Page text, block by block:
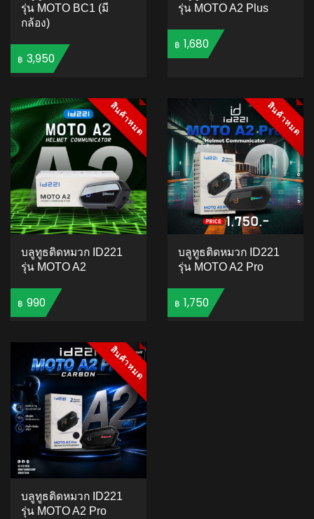
รุ่น MOTO BC1 (มี
กล้อง)
฿ 3,950
รุ่น MOTO A2 Plus
฿ 1,680
สินค้าหมด
สินค้าหมด
บลูทูธติดหมวก ID221
รุ่น MOTO A2
฿ 990
สินค้าหมด
สินค้าหมด
บลูทูธติดหมวก ID221
รุ่น MOTO A2 Pro
฿ 1,750
สินค้าหมด
สินค้าหมด
บลูทูธติดหมวก ID221
รุ่น MOTO A2 Pro